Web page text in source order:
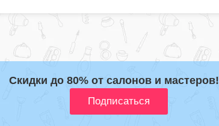
Скидки до 80% от салонов и мастеров!